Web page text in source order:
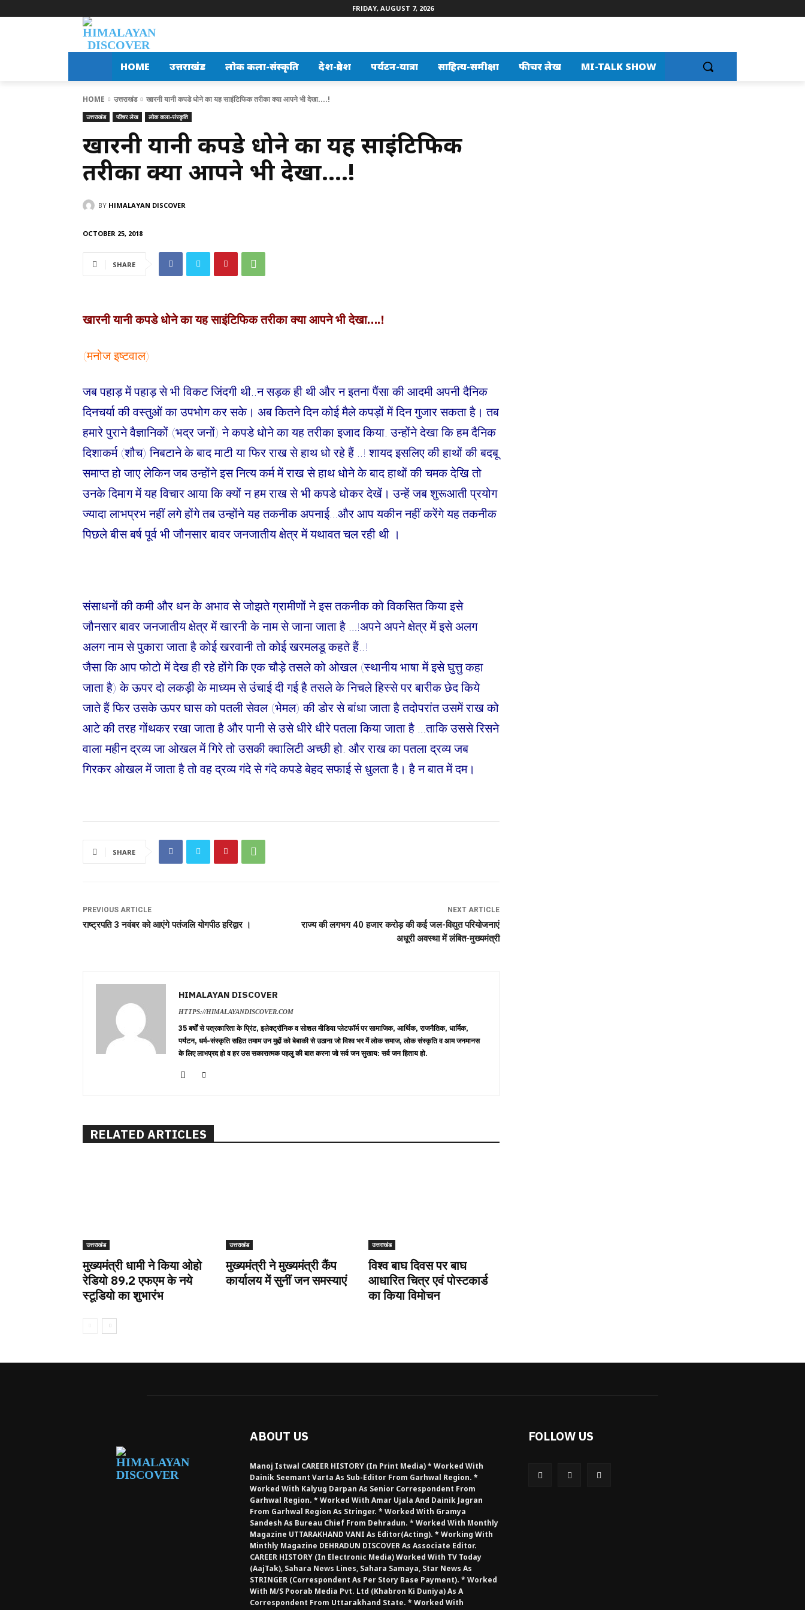
FRIDAY, AUGUST 7, 2026
HOME उत्तराखंड लोक कला-संस्कृति देश-प्रदेश पर्यटन-यात्रा साहित्य-समीक्षा फीचर लेख MI-TALK SHOW
HOME उत्तराखंड खारनी यानी कपडे धोने का यह साइंटिफिक तरीका क्या आपने भी देखा....!
उत्तराखंड फीचर लेख लोक कला-संस्कृति
खारनी यानी कपडे धोने का यह साइंटिफिक
तरीका क्या आपने भी देखा….!
BY HIMALAYAN DISCOVER
OCTOBER 25, 2018
SHARE
खारनी यानी कपडे धोने का यह साइंटिफिक तरीका क्या आपने भी देखा….!
(मनोज इष्टवाल)
जब पहाड़ में पहाड़ से भी विकट जिंदगी थी..न सड़क ही थी और न इतना पैंसा की आदमी अपनी दैनिक
दिनचर्या की वस्तुओं का उपभोग कर सके। अब कितने दिन कोई मैले कपड़ों में दिन गुजार सकता है। तब
हमारे पुराने वैज्ञानिकों (भद्र जनों) ने कपडे धोने का यह तरीका इजाद किया. उन्होंने देखा कि हम दैनिक
दिशाकर्म (शौच) निबटाने के बाद माटी या फिर राख से हाथ धो रहे हैं ..! शायद इसलिए की हाथों की बदबू
समाप्त हो जाए लेकिन जब उन्होंने इस नित्य कर्म में राख से हाथ धोने के बाद हाथों की चमक देखि तो
उनके दिमाग में यह विचार आया कि क्यों न हम राख से भी कपडे धोकर देखें। उन्हें जब शुरूआती प्रयोग
ज्यादा लाभप्रभ नहीं लगे होंगे तब उन्होंने यह तकनीक अपनाई…और आप यकीन नहीं करेंगे यह तकनीक
पिछले बीस बर्ष पूर्व भी जौनसार बावर जनजातीय क्षेत्र में यथावत चल रही थी ।
संसाधनों की कमी और धन के अभाव से जोझते ग्रामीणों ने इस तकनीक को विकसित किया इसे
जौनसार बावर जनजातीय क्षेत्र में खारनी के नाम से जाना जाता है …!अपने अपने क्षेत्र में इसे अलग
अलग नाम से पुकारा जाता है कोई खरवानी तो कोई खरमलडू कहते हैं..!
जैसा कि आप फोटो में देख ही रहे होंगे कि एक चौड़े तसले को ओखल (स्थानीय भाषा में इसे घुत्तु कहा
जाता है) के ऊपर दो लकड़ी के माध्यम से उंचाई दी गई है तसले के निचले हिस्से पर बारीक छेद किये
जाते हैं फिर उसके ऊपर घास को पतली सेवल (भेमल) की डोर से बांधा जाता है तदोपरांत उसमें राख को
आटे की तरह गोंथकर रखा जाता है और पानी से उसे धीरे धीरे पतला किया जाता है …ताकि उससे रिसने
वाला महीन द्रव्य जा ओखल में गिरे तो उसकी क्वालिटी अच्छी हो. और राख का पतला द्रव्य जब
गिरकर ओखल में जाता है तो वह द्रव्य गंदे से गंदे कपडे बेहद सफाई से धुलता है। है न बात में दम।
SHARE
PREVIOUS ARTICLE
राष्ट्रपति 3 नवंबर को आएंगे पतंजलि योगपीठ हरिद्वार ।
NEXT ARTICLE
राज्य की लगभग 40 हजार करोड़ की कई जल-विद्युत परियोजनाएं
अधूरी अवस्था में लंबित-मुख्यमंत्री
HIMALAYAN DISCOVER
HTTPS://HIMALAYANDISCOVER.COM
35 बर्षों से पत्रकारिता के प्रिंट, इलेक्ट्रॉनिक व सोशल मीडिया प्लेटफॉर्म पर सामाजिक, आर्थिक, राजनैतिक, धार्मिक,
पर्यटन, धर्म-संस्कृति सहित तमाम उन मुद्दों को बेबाकी से उठाना जो विश्व भर में लोक समाज, लोक संस्कृति व आम जनमानस
के लिए लाभप्रद हो व हर उस सकारात्मक पहलु की बात करना जो सर्व जन सुखाय: सर्व जन हिताय हो.
RELATED ARTICLES
उत्तराखंड
मुख्यमंत्री धामी ने किया ओहो
रेडियो 89.2 एफएम के नये
स्टूडियो का शुभारंभ
उत्तराखंड
मुख्यमंत्री ने मुख्यमंत्री कैंप
कार्यालय में सुनीं जन समस्याएं
उत्तराखंड
विश्व बाघ दिवस पर बाघ
आधारित चित्र एवं पोस्टकार्ड
का किया विमोचन
ABOUT US
Manoj Istwal CAREER HISTORY (in Print Media) * Worked With
Dainik Seemant Varta As Sub-Editor From Garhwal Region. *
Worked With Kalyug Darpan As Senior Correspondent From
Garhwal Region. * Worked With Amar Ujala And Dainik Jagran
From Garhwal Region As Stringer. * Worked With Gramya
Sandesh As Bureau Chief From Dehradun. * Worked With Monthly
Magazine UTTARAKHAND VANI As Editor(Acting). * Working With
Minthly Magazine DEHRADUN DISCOVER As Associate Editor.
CAREER HISTORY (in Electronic Media) Worked With TV Today
(AajTak), Sahara News Lines, Sahara Samaya, Star News As
STRINGER (Correspondent As Per Story Base Payment). * Worked
With M/S Poorab Media Pvt. Ltd (Khabron Ki Duniya) As A
Correspondent From Uttarakhand State. * Worked With
FOLLOW US